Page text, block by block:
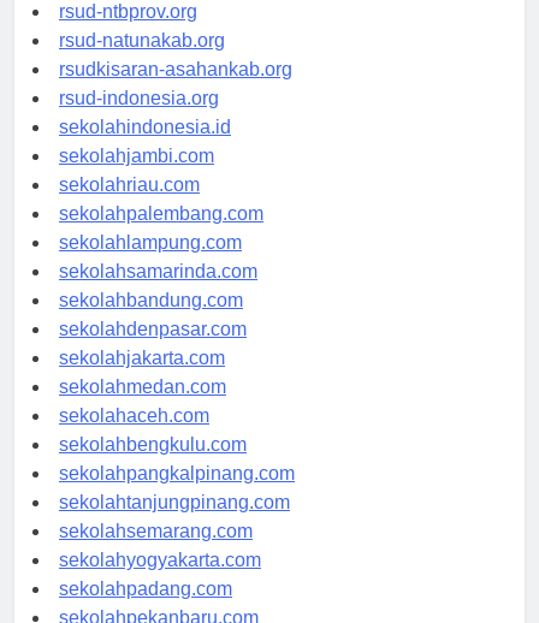
rsud-langsakota.org
rsud-ntbprov.org
rsud-natunakab.org
rsudkisaran-asahankab.org
rsud-indonesia.org
sekolahindonesia.id
sekolahjambi.com
sekolahriau.com
sekolahpalembang.com
sekolahlampung.com
sekolahsamarinda.com
sekolahbandung.com
sekolahdenpasar.com
sekolahjakarta.com
sekolahmedan.com
sekolahaceh.com
sekolahbengkulu.com
sekolahpangkalpinang.com
sekolahtanjungpinang.com
sekolahsemarang.com
sekolahyogyakarta.com
sekolahpadang.com